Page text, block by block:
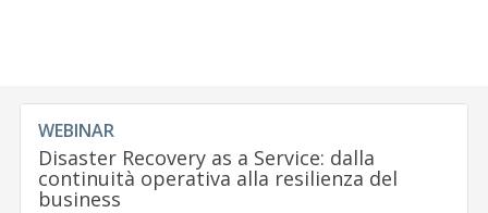
WEBINAR
Disaster Recovery as a Service: dalla
continuità operativa alla resilienza del
business